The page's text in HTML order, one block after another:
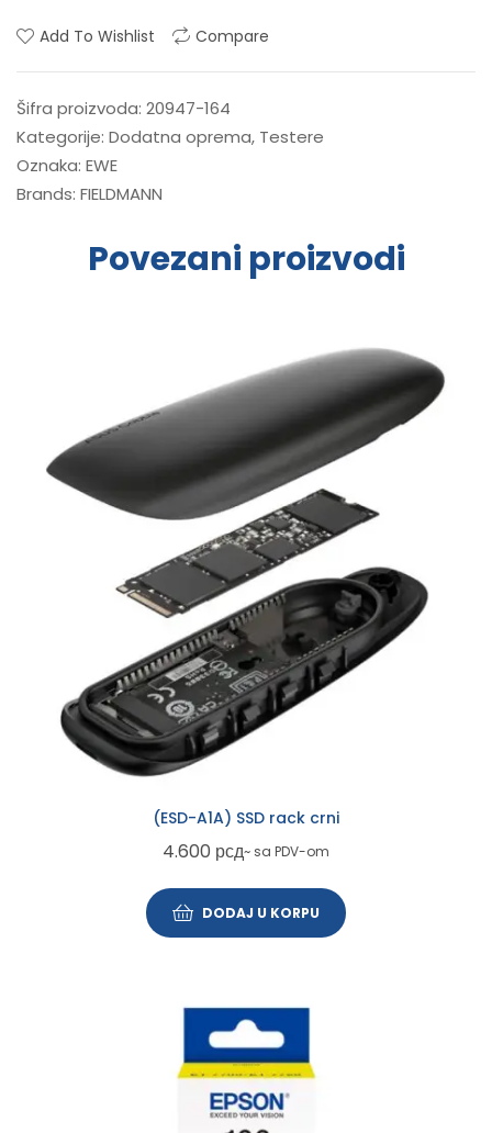
Add To Wishlist Compare
Šifra proizvoda: 20947-164
Kategorije: Dodatna oprema, Testere
Oznaka: EWE
Brands: FIELDMANN
Povezani proizvodi
(ESD-A1A) SSD rack crni
4.600 рсд~ sa PDV-om
DODAJ U KORPU